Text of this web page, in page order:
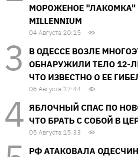
МОРОЖЕНОЕ "ЛАКОМКА"
MILLENNIUM
04 Августа 20:15
В ОДЕССЕ ВОЗЛЕ
ОБНАРУЖИЛИ ТЕЛО 12-
ЧТО ИЗВЕСТНО О ЕЕ
06 Августа 17:44
ЯБЛОЧНЫЙ СПАС ПО
ЧТО БРАТЬ С СОБОЙ В
05 Августа 15:33
РФ АТАКОВАЛА